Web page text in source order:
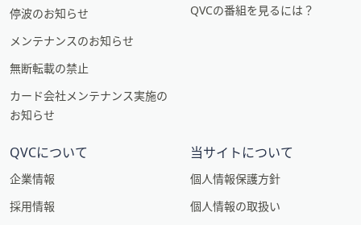
停波のお知らせ
メンテナンスのお知らせ
無断転載の禁止
カード会社メンテナンス実施の
お知らせ
QVCの番組を見るには？
QVCについて
企業情報
採用情報
当サイトについて
個人情報保護方針
個人情報の取扱い